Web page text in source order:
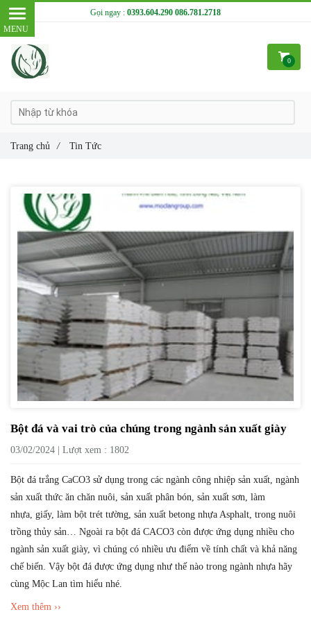
Bột đá và vai trò của chúng trong ngành sản xuất giày
03/02/2024 | Lượt xem : 1802
Bột đá trắng CaCO3 sử dụng trong các ngành công nhiệp sản xuất, ngành
sản xuất thức ăn chăn nuôi, sản xuất phân bón, sản xuất sơn, làm
nhựa, giấy, làm bột trét tường, sản xuất betong nhựa Asphalt, trong nuôi
trồng thủy sản… Ngoài ra bột đá CACO3 còn được ứng dụng nhiều cho
ngành sản xuất giày, vì chúng có nhiều ưu điểm về tính chất và khả năng
chế biến. Vậy bột đá được ứng dụng như thế nào trong ngành nhựa hãy
cùng Mộc Lan tìm hiểu nhé.
Xem thêm ››
Trang chủ / Tin Tức
Gọi ngay : 0393.604.290 086.781.2718
0